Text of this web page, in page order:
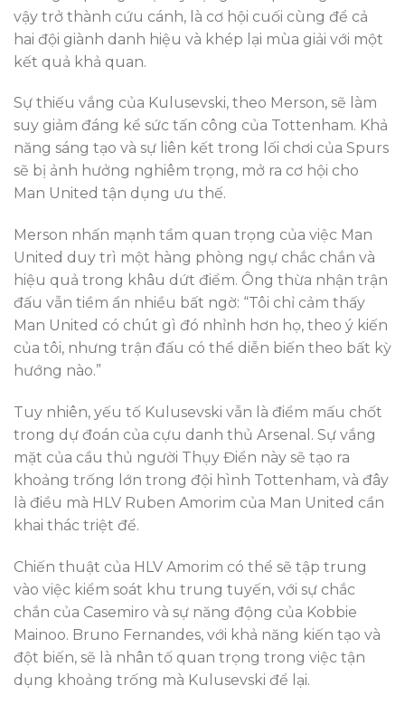
vậy trở thành cứu cánh, là cơ hội cuối cùng để cả
hai đội giành danh hiệu và khép lại mùa giải với một
kết quả khả quan.
Sự thiếu vắng của Kulusevski, theo Merson, sẽ làm
suy giảm đáng kể sức tấn công của Tottenham. Khả
năng sáng tạo và sự liên kết trong lối chơi của Spurs
sẽ bị ảnh hưởng nghiêm trọng, mở ra cơ hội cho
Man United tận dụng ưu thế.
Merson nhấn mạnh tầm quan trọng của việc Man
United duy trì một hàng phòng ngự chắc chắn và
hiệu quả trong khâu dứt điểm. Ông thừa nhận trận
đấu vẫn tiềm ẩn nhiều bất ngờ: “Tôi chỉ cảm thấy
Man United có chút gì đó nhỉnh hơn họ, theo ý kiến
của tôi, nhưng trận đấu có thể diễn biến theo bất kỳ
hướng nào.”
Tuy nhiên, yếu tố Kulusevski vẫn là điểm mấu chốt
trong dự đoán của cựu danh thủ Arsenal. Sự vắng
mặt của cầu thủ người Thụy Điển này sẽ tạo ra
khoảng trống lớn trong đội hình Tottenham, và đây
là điều mà HLV Ruben Amorim của Man United cần
khai thác triệt để.
Chiến thuật của HLV Amorim có thể sẽ tập trung
vào việc kiểm soát khu trung tuyến, với sự chắc
chắn của Casemiro và sự năng động của Kobbie
Mainoo. Bruno Fernandes, với khả năng kiến tạo và
đột biến, sẽ là nhân tố quan trọng trong việc tận
dụng khoảng trống mà Kulusevski để lại.